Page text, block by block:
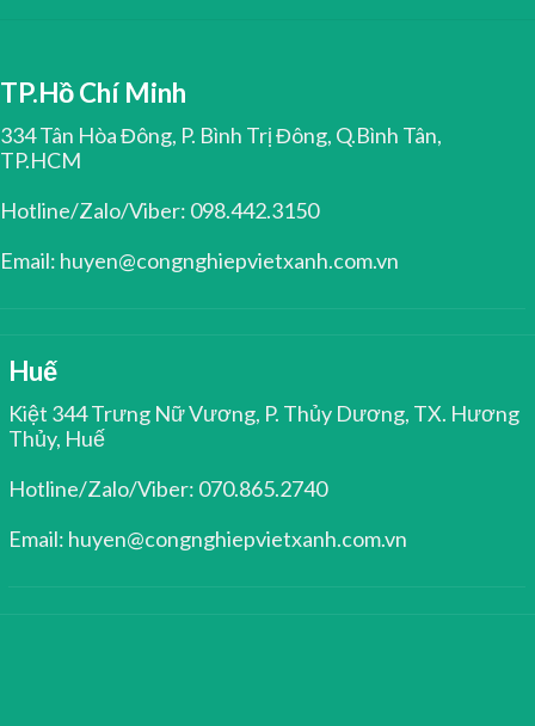
TP.Hồ Chí Minh
334 Tân Hòa Đông, P. Bình Trị Đông, Q.Bình Tân,
TP.HCM
Hotline/Zalo/Viber: 098.442.3150
Email: huyen@congnghiepvietxanh.com.vn
Huế
Kiệt 344 Trưng Nữ Vương, P. Thủy Dương, TX. Hương
Thủy, Huế
Hotline/Zalo/Viber: 070.865.2740
Email: huyen@congnghiepvietxanh.com.vn